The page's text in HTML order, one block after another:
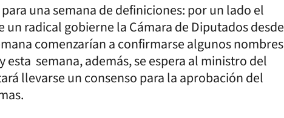
una semana de definiciones: por un lado el
radical gobierne la Cámara de Diputados desde
comenzarían a confirmarse algunos nombres
esta semana, además, se espera al ministro del
llevarse un consenso para la aprobación del